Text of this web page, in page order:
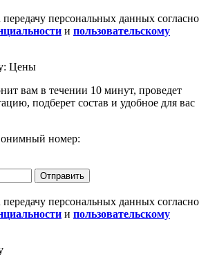
персональных данных согласно
и пользовательскому
Цены
вам в течении 10 минут, проведет
подберет состав и удобное для вас
номер:
Отправить
персональных данных согласно
и пользовательскому